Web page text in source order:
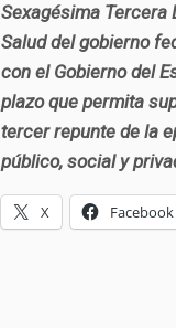
Sexagésima Tercera
Salud del gobierno
con el Gobierno del
plazo que permita
tercer repunte de la
público, social y
X Facebook